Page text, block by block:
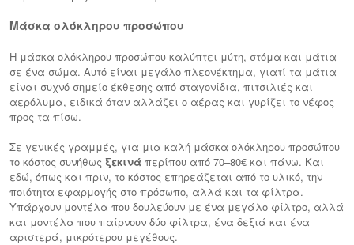
Μάσκα ολόκληρου προσώπου
Η μάσκα ολόκληρου προσώπου καλύπτει μύτη, στόμα και μάτια
σε ένα σώμα. Αυτό είναι μεγάλο πλεονέκτημα, γιατί τα μάτια
είναι συχνό σημείο έκθεσης από σταγονίδια, πιτσιλιές και
αερόλυμα, ειδικά όταν αλλάζει ο αέρας και γυρίζει το νέφος
προς τα πίσω.
Σε γενικές γραμμές, για μια καλή μάσκα ολόκληρου προσώπου
το κόστος συνήθως ξεκινά περίπου από 70–80€ και πάνω. Και
εδώ, όπως και πριν, το κόστος επηρεάζεται από το υλικό, την
ποιότητα εφαρμογής στο πρόσωπο, αλλά και τα φίλτρα.
Υπάρχουν μοντέλα που δουλεύουν με ένα μεγάλο φίλτρο, αλλά
και μοντέλα που παίρνουν δύο φίλτρα, ένα δεξιά και ένα
αριστερά, μικρότερου μεγέθους.